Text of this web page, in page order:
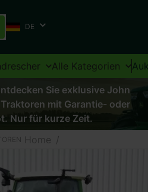
DE
Alle Kategorien
Sie exklusive John
mit Garantie- oder
Nur für kurze Zeit.
Home /